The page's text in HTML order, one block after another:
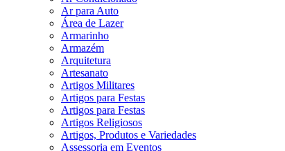
Ar para Auto
Área de Lazer
Armarinho
Armazém
Arquitetura
Artesanato
Artigos Militares
Artigos para Festas
Artigos para Festas
Artigos Religiosos
Artigos, Produtos e Variedades
Assessoria em Eventos